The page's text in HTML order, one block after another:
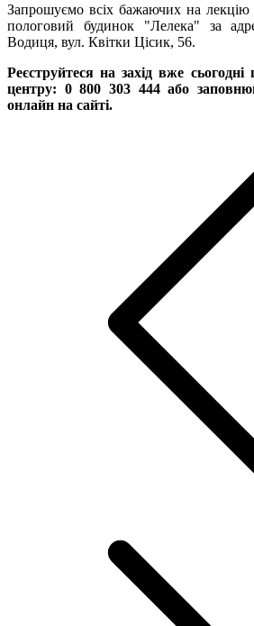
Запрошуємо всіх бажаючих на лекцію
пологовий будинок "Лелека" за
Водиця, вул. Квітки Цісик, 56.
Реєструйтеся на захід вже
центру: 0 800 303 444 або
онлайн на сайті.